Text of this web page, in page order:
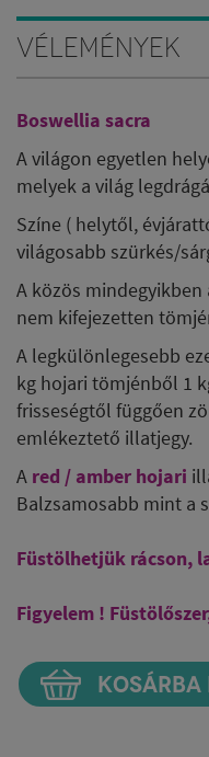
Vélemények
Boswellia sacra
A világon egyetlen
melyek a világ
Színe ( helytől,
világosabb szürkés/
A közös
nem kifejezetten
A legkülönlegesebb
kg hojari tömjénből 1
frisseségtől függően
emlékeztető illatjegy.
A red / amber hojari
Balzsamosabb mint a
Füstölhetjük rácson,
Figyelem !
KOSÁRBA